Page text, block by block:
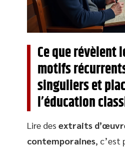
Ce que révèlent
motifs
singuliers et
l’éducation
Lire des extraits
contemporaines, c’est